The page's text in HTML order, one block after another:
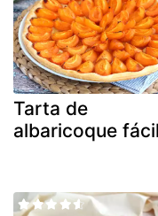
Tarta de
albaricoque fácil